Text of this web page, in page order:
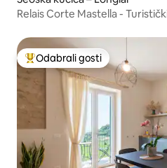
Relais Corte Mastella -
Među najviše rangiranima s
Odabrali gosti